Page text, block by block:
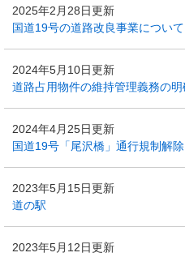
2025年2月28日更新
国道19号の道路改良事業について
2024年5月10日更新
道路占用物件の維持管理義務の明
2024年4月25日更新
国道19号「尾沢橋」通行規制解
2023年5月15日更新
道の駅
2023年5月12日更新